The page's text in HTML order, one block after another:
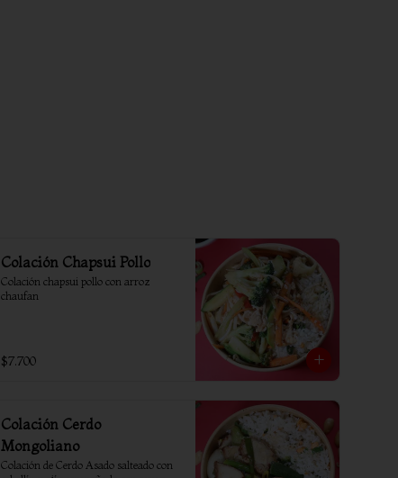
Colación Chapsui Pollo
Colación chapsui pollo con arroz
chaufan
$7.700
Colación Cerdo
Mongoliano
Colación de Cerdo Asado salteado con